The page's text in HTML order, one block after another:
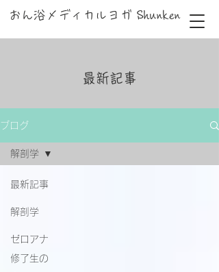
おん浴メディカルヨガ Shunken
最新記事
ブログ
最新記事
解剖学
ゼロアナ
修了生の
解剖学